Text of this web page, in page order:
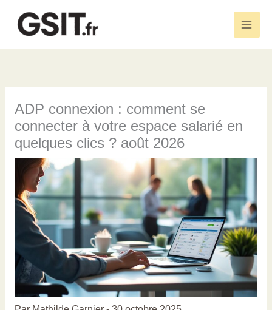
contenu
Main
ADP connexion : comment se
connecter à votre espace salarié en
quelques clics ? août 2026